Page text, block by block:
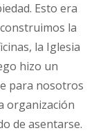
Esto era
la
la Iglesia
hizo un
para nosotros
organización
de asentarse.